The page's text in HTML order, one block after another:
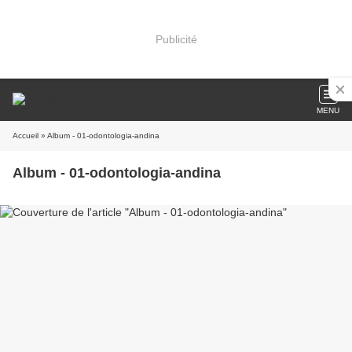
Publicité
MENU
Accueil » Album - 01-odontologia-andina
Album - 01-odontologia-andina